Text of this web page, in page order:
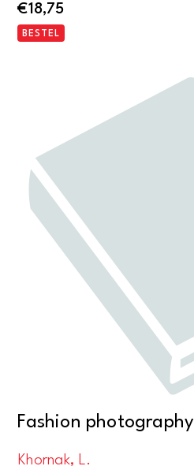
€18,75
BESTEL
Fashion photography
Khornak, L.